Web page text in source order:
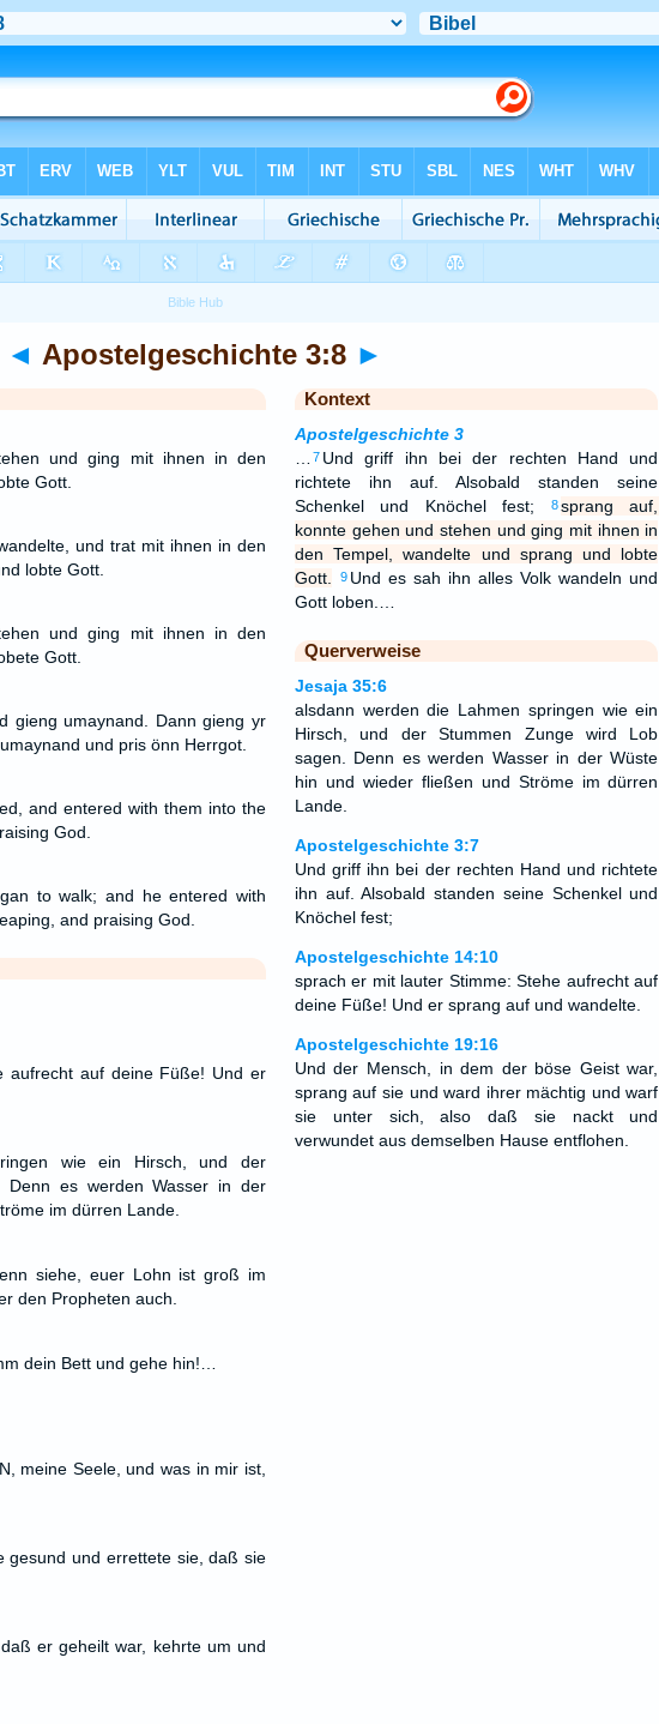
◄ Apostelgeschichte 3:8 ►
und ging mit ihnen in den
Gott.
und trat mit ihnen in den
lobte Gott.
und ging mit ihnen in den
Gott.
gieng umaynand. Dann gieng yr
und pris önn Herrgot.
and entered with them into the
God.
to walk; and he entered with
and praising God.
aufrecht auf deine Füße! Und er
wie ein Hirsch, und der
Denn es werden Wasser in der
im dürren Lande.
siehe, euer Lohn ist groß im
den Propheten auch.
dein Bett und gehe hin!…
meine Seele, und was in mir ist,
gesund und errettete sie, daß sie
er geheilt war, kehrte um und
Kontext
Apostelgeschichte 3
7 Und griff ihn bei der rechten Hand und
richtete ihn auf. Alsobald standen seine
Schenkel und Knöchel fest;
8sprang auf,
konnte gehen und stehen und ging mit ihnen in
den Tempel, wandelte und sprang und lobte
Gott.
9 Und es sah ihn alles Volk wandeln und
Gott loben.…
Querverweise
Jesaja 35:6
alsdann werden die Lahmen springen wie ein
Hirsch, und der Stummen Zunge wird Lob
sagen. Denn es werden Wasser in der Wüste
hin und wieder fließen und Ströme im dürren
Lande.
Apostelgeschichte 3:7
Und griff ihn bei der rechten Hand und richtete
ihn auf. Alsobald standen seine Schenkel und
Knöchel fest;
Apostelgeschichte 14:10
sprach er mit lauter Stimme: Stehe aufrecht auf
deine Füße! Und er sprang auf und wandelte.
Apostelgeschichte 19:16
Und der Mensch, in dem der böse Geist war,
sprang auf sie und ward ihrer mächtig und warf
sie unter sich, also daß sie nackt und
verwundet aus demselben Hause entflohen.